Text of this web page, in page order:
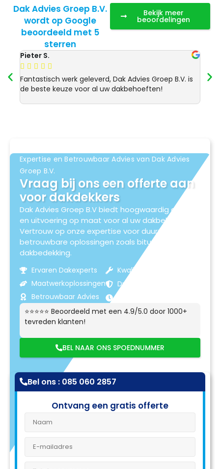
Dak Advies Groep B.V.
wordt op Google
beoordeeld met 5
sterren
Bekijk meer
beoordelingen
Pieter S.
    
Fantastisch werk geleverd, Dak Advies Groep B.V. is
de beste keuze voor al uw dakbehoeften!
Expertise en Betrouwbaar Advies van Dak Advies
Groep B.V.
Vraag bij ons een offerte aan
voor dakdekkers
Dak Advies Groep B.V biedt hoogwaardig advies
en uitvoering op maat voor al uw dakbehoeften.
Vertrouw op onze expertise voor duurzame en
betrouwbare oplossingen zoals bitumen
dakbedekking.
Ervaren Dakexperts
Maatwerkoplossingen
Betrouwbaar Advies
Kwaliteitsmaterialen
Duurzame Resultaten
⭐⭐⭐⭐⭐ Beoordeeld met een 4.9/5.0 door 1000+
tevreden klanten!
BEL NAAR ONS SPOEDNUMMER
Bel ons : 085 060 2857
Ontvang een gratis offerte